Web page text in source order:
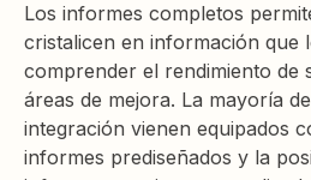
Los informes completos
cristalicen en información que
comprender el rendimiento de
áreas de mejora. La mayoría
integración vienen equipados
informes prediseñados y la